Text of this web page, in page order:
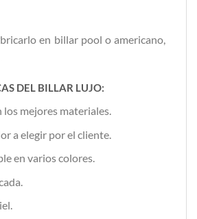
en billar pool o americano,
DEL BILLAR LUJO:
los mejores materiales.
a elegir por el cliente.
en varios colores.